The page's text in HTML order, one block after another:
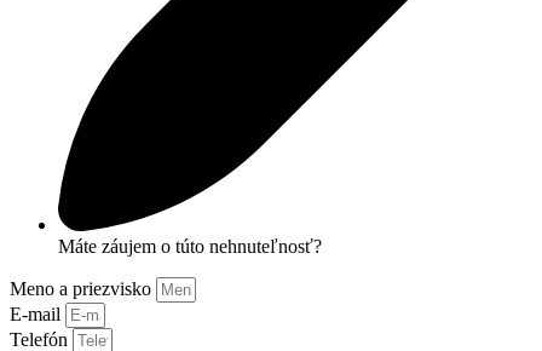
Máte záujem o túto nehnuteľnosť?
Meno a priezvisko
E-mail
Telefón